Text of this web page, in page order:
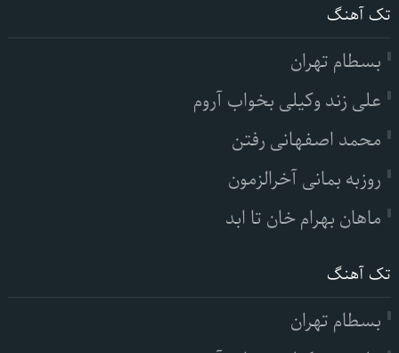
تک آهنگ
بسطام تهران
علی زند وکیلی بخواب آروم
محمد اصفهانی رفتن
روزبه بمانی آخرالزمون
ماهان بهرام خان تا ابد
تک آهنگ
بسطام تهران